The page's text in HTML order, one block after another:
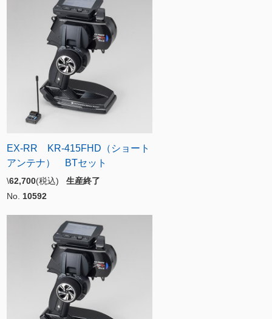
EX-RR KR-415FHD（ショート
アンテナ） BTセット
\62,700(税込) 生産終了
No. 10592